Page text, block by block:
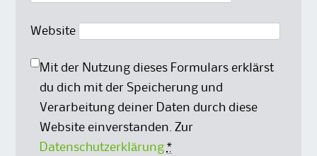
Website
Mit der Nutzung dieses Formulars erklärst
du dich mit der Speicherung und
Verarbeitung deiner Daten durch diese
Website einverstanden. Zur
Datenschutzerklärung *